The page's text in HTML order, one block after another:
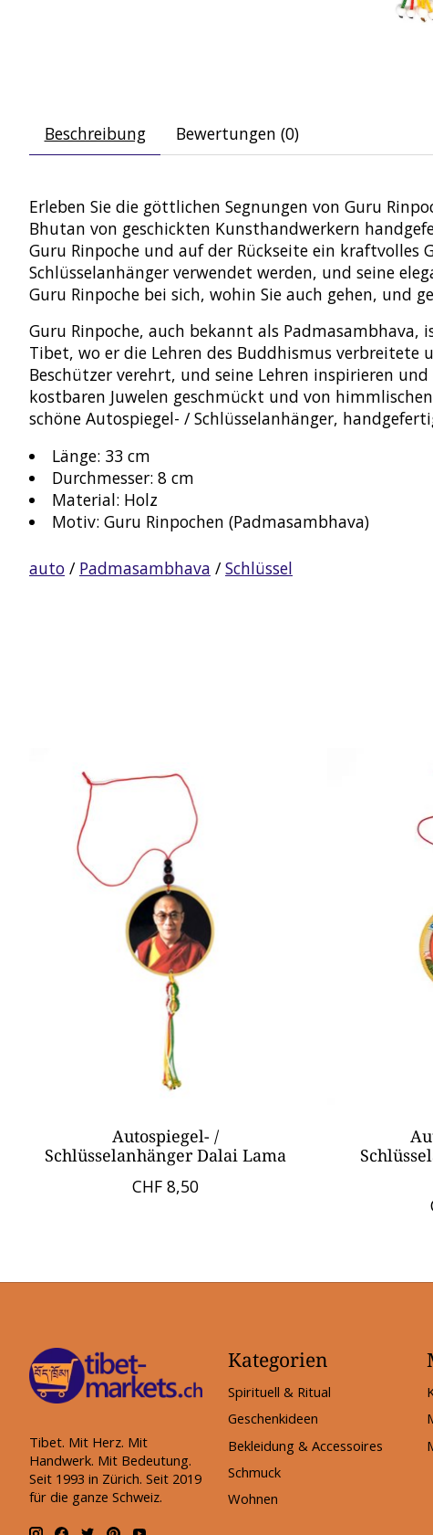
Beschreibung Bewertungen (0)
Erleben Sie die göttlichen Segnungen von Guru
Bhutan von geschickten Kunsthandwerkern
Guru Rinpoche und auf der Rückseite ein kraftvolles
Schlüsselanhänger verwendet werden, und seine
Guru Rinpoche bei sich, wohin Sie auch gehen, und
Guru Rinpoche, auch bekannt als Padmasambhava,
Tibet, wo er die Lehren des Buddhismus verbreitete
Beschützer verehrt, und seine Lehren inspirieren
kostbaren Juwelen geschmückt und von
schöne Autospiegel- / Schlüsselanhänger,
Länge: 33 cm
Durchmesser: 8 cm
Material: Holz
Motiv: Guru Rinpochen (Padmasambhava)
auto / Padmasambhava /Schlüssel
Autospiegel- /
Schlüsselanhänger Dalai Lama
CHF 8,50
Tibet. Mit Herz. Mit
Handwerk. Mit Bedeutung.
Seit 1993 in Zürich. Seit 2019
für die ganze Schweiz.
Kategorien
Spirituell & Ritual
Geschenkideen
Bekleidung & Accessoires
Schmuck
Wohnen